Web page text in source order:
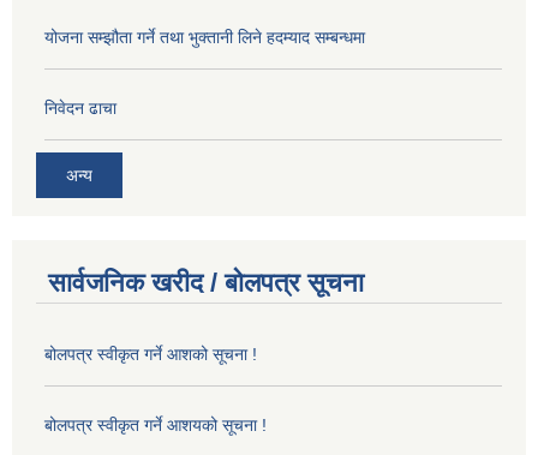
योजना सम्झौता गर्ने तथा भुक्तानी लिने हदम्याद सम्बन्धमा
निवेदन ढाचा
अन्य
सार्वजनिक खरीद / बोलपत्र सूचना
बोलपत्र स्वीकृत गर्ने आशको सूचना !
बोलपत्र स्वीकृत गर्ने आशयको सूचना !